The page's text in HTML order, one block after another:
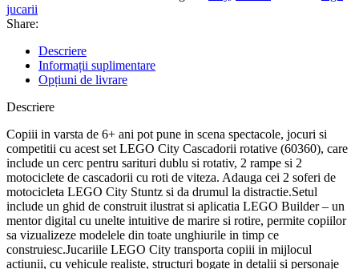
jucarii
Share:
Descriere
Informații suplimentare
Opțiuni de livrare
Descriere
Copiii in varsta de 6+ ani pot pune in scena spectacole, jocuri si
competitii cu acest set LEGO City Cascadorii rotative (60360), care
include un cerc pentru sarituri dublu si rotativ, 2 rampe si 2
motociclete de cascadorii cu roti de viteza. Adauga cei 2 soferi de
motocicleta LEGO City Stuntz si da drumul la distractie.Setul
include un ghid de construit ilustrat si aplicatia LEGO Builder – un
mentor digital cu unelte intuitive de marire si rotire, permite copiilor
sa vizualizeze modelele din toate unghiurile in timp ce
construiesc.Jucariile LEGO City transporta copiii in mijlocul
actiunii, cu vehicule realiste, structuri bogate in detalii si personaje